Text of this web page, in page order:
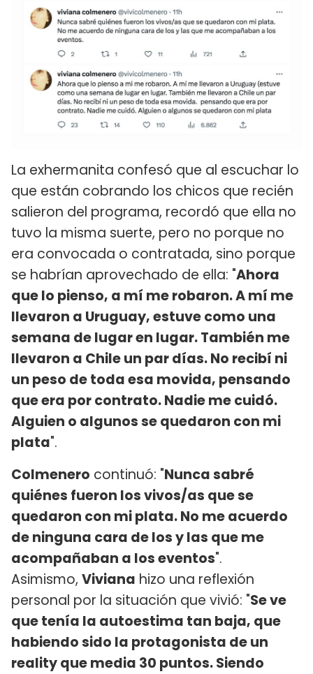
La exhermanita confesó que al escuchar lo
que están cobrando los chicos que recién
salieron del programa, recordó que ella no
tuvo la misma suerte, pero no porque no
era convocada o contratada, sino porque
se habrían aprovechado de ella: "Ahora
que lo pienso, a mí me robaron. A mí me
llevaron a Uruguay, estuve como una
semana de lugar en lugar. También me
llevaron a Chile un par días. No recibí ni
un peso de toda esa movida, pensando
que era por contrato. Nadie me cuidó.
Alguien o algunos se quedaron con mi
plata".
Colmenero continuó: "Nunca sabré
quiénes fueron los vivos/as que se
quedaron con mi plata. No me acuerdo
de ninguna cara de los y las que me
acompañaban a los eventos".
Asimismo, Viviana hizo una reflexión
personal por la situación que vivió: "Se ve
que tenía la autoestima tan baja, que
habiendo sido la protagonista de un
reality que media 30 puntos. Siendo